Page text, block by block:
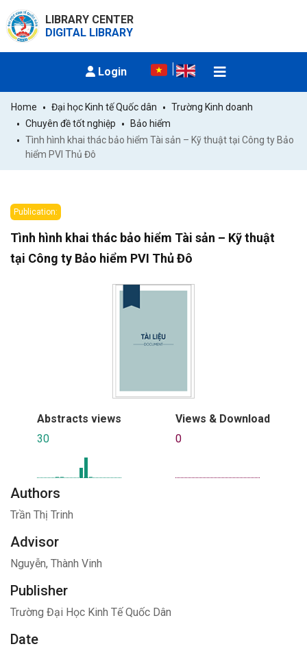
LIBRARY CENTER
DIGITAL LIBRARY
Login
Home Đại học Kinh tế Quốc dân
Trường Kinh doanh
Chuyên đề tốt nghiệp
Bảo hiểm
Tình hình khai thác bảo hiểm Tài sản – Kỹ thuật tại Công ty Bảo
hiểm PVI Thủ Đô
Publication:
Tình hình khai thác bảo hiểm Tài sản – Kỹ thuật
tại Công ty Bảo hiểm PVI Thủ Đô
Abstracts views
30
Views & Download
0
Authors
Trần Thị Trinh
Advisor
Nguyễn, Thành Vinh
Publisher
Trường Đại Học Kinh Tế Quốc Dân
Date